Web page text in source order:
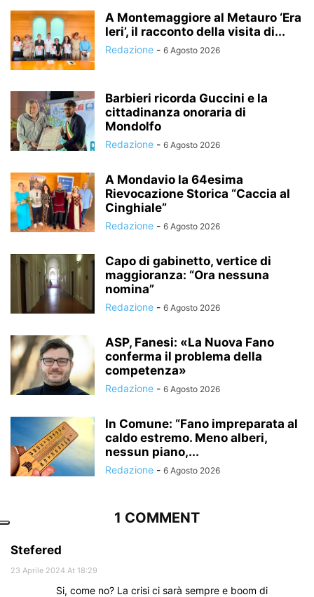
A Montemaggiore al Metauro ‘Era
Ieri’, il racconto della visita di...
Redazione - 6 Agosto 2026
Barbieri ricorda Guccini e la
cittadinanza onoraria di
Mondolfo
Redazione - 6 Agosto 2026
A Mondavio la 64esima
Rievocazione Storica “Caccia al
Cinghiale”
Redazione - 6 Agosto 2026
Capo di gabinetto, vertice di
maggioranza: “Ora nessuna
nomina”
Redazione - 6 Agosto 2026
ASP, Fanesi: «La Nuova Fano
conferma il problema della
competenza»
Redazione - 6 Agosto 2026
In Comune: “Fano impreparata al
caldo estremo. Meno alberi,
nessun piano,...
Redazione - 6 Agosto 2026
1 COMMENT
Stefered
23 Aprile 2024 At 18:29
Si, come no? La crisi ci sarà sempre e boom di